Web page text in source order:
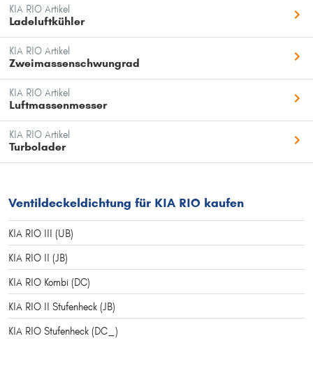
KIA RIO Artikel
Ladeluftkühler
KIA RIO Artikel
Zweimassenschwungrad
KIA RIO Artikel
Luftmassenmesser
KIA RIO Artikel
Turbolader
Ventildeckeldichtung für KIA RIO kaufen
KIA RIO III (UB)
KIA RIO II (JB)
KIA RIO Kombi (DC)
KIA RIO II Stufenheck (JB)
KIA RIO Stufenheck (DC_)